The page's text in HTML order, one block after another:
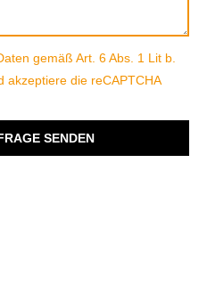
gemäß Art. 6 Abs. 1 Lit b.
akzeptiere die reCAPTCHA
SENDEN